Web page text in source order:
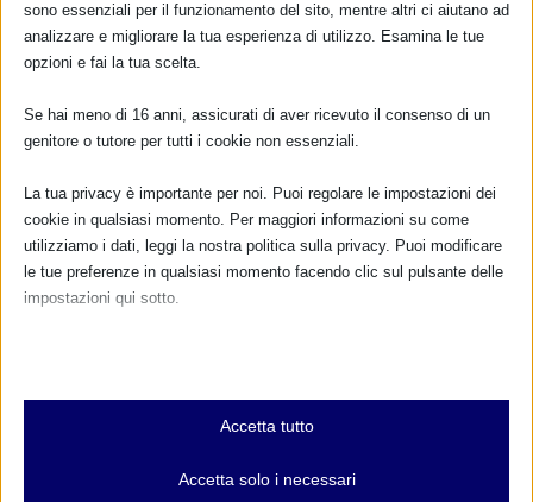
sono essenziali per il funzionamento del sito, mentre altri ci aiutano ad
analizzare e migliorare la tua esperienza di utilizzo. Esamina le tue
opzioni e fai la tua scelta.
Se hai meno di 16 anni, assicurati di aver ricevuto il consenso di un
genitore o tutore per tutti i cookie non essenziali.
La tua privacy è importante per noi. Puoi regolare le impostazioni dei
cookie in qualsiasi momento. Per maggiori informazioni su come
utilizziamo i dati, leggi la nostra politica sulla privacy. Puoi modificare
le tue preferenze in qualsiasi momento facendo clic sul pulsante delle
impostazioni qui sotto.
Essenziali
I cookie e i servizi essenziali abilitano le funzioni di base e sono
e servizi non richiedono il consenso dell'utente secondo il GDPR.
Accetta tutto
Accetta solo i necessari